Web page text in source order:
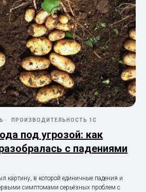
ПРОИЗВОДИТЕЛЬНОСТЬ 1С
под угрозой: как
с падениями
картину, в которой единичные падения и
симптомами серьёзных проблем с